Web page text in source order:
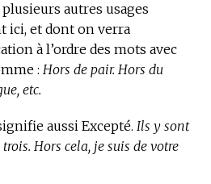
autres usages
ici, et dont on verra
à l’ordre des mots avec
: Hors de pair. Hors du
etc.
aussi Excepté. Ils y sont
Hors cela, je suis de votre